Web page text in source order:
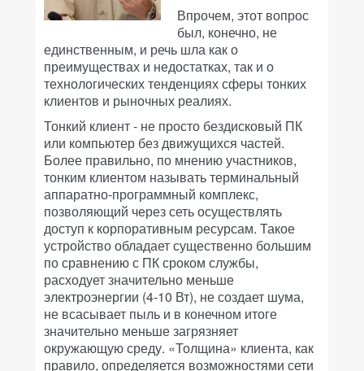
Впрочем, этот вопрос
был, конечно, не
единственным, и речь шла как о
преимуществах и недостатках, так и о
технологических тенденциях сферы тонких
клиентов и рыночных реалиях.
Тонкий клиент - не просто бездисковый ПК
или компьютер без движущихся частей.
Более правильно, по мнению участников,
тонким клиентом называть терминальный
аппаратно-программный комплекс,
позволяющий через сеть осуществлять
доступ к корпоративным ресурсам. Такое
устройство обладает существенно большим
по сравнению с ПК сроком службы,
расходует значительно меньше
электроэнергии (4-10 Вт), не создает шума,
не всасывает пыль и в конечном итоге
значительно меньше загрязняет
окружающую среду. «Толщина» клиента, как
правило, определяется возможностями сети